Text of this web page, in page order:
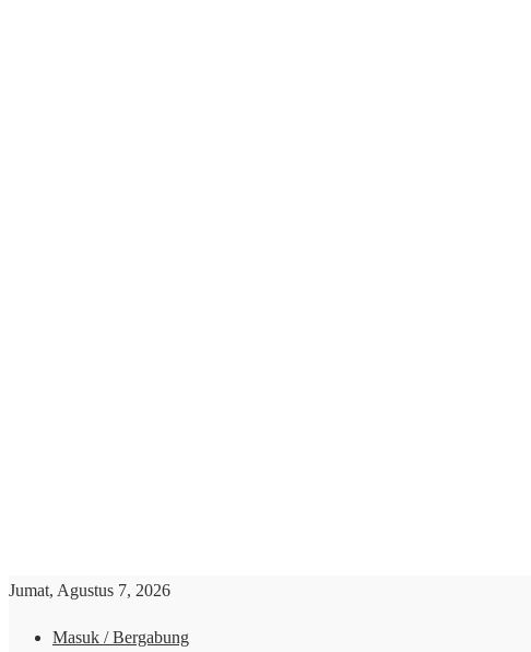
Jumat, Agustus 7, 2026
Masuk / Bergabung